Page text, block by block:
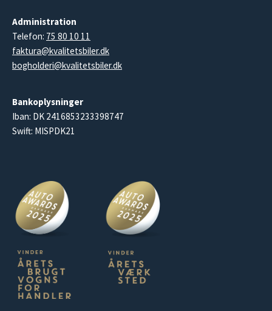
Administration
Telefon: 75 80 10 11
faktura@kvalitetsbiler.dk
bogholderi@kvalitetsbiler.dk
Bankoplysninger
Iban: DK 2416853233398747
Swift: MISPDK21